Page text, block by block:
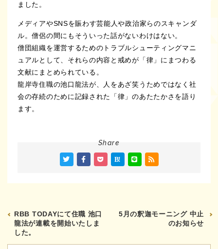
ました。
メディアやSNSを賑わす芸能人や政治家らのスキャンダ
ル。僧侶の間にもそういった話がないわけはない。
僧団組織を運営するためのトラブルシューティングマニ
ュアルとして、それらの内容と戒めが「律」にまつわる
文献にまとめられている。
龍岸寺住職の池口龍法が、人をあざ笑うためではなく社
会の存続のために記録された「律」のあたたかさを語り
ます。
Share
RBB TODAYにて住職 池口
龍法が連載を開始いたしま
した。
5月の釈迦モーニング 中止
のお知らせ